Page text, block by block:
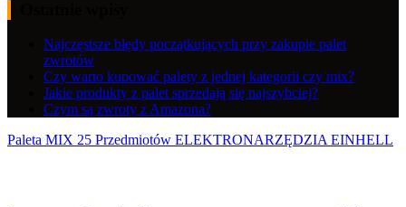
Najczęstsze błędy początkujących przy zakupie palet
zwrotów
Czy warto kupować palety z jednej kategorii czy mix?
Jakie produkty z palet sprzedają się najszybciej?
Czym są zwroty z Amazona?
Paleta MIX 25 Przedmiotów ELEKTRONARZĘDZIA EINHELL